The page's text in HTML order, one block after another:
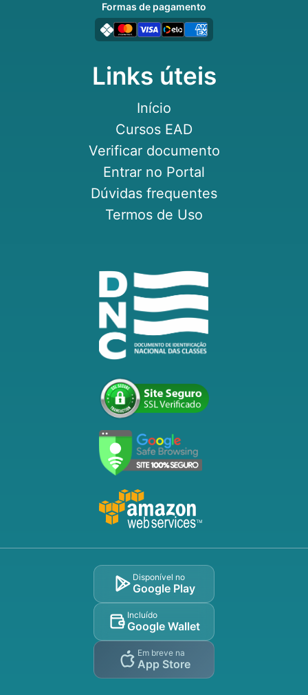
Links úteis
Início
Cursos EAD
Verificar documento
Entrar no Portal
Dúvidas frequentes
Termos de Uso
Formas de pagamento
Disponível no
Google Play
Incluído
Google Wallet
Em breve na
App Store